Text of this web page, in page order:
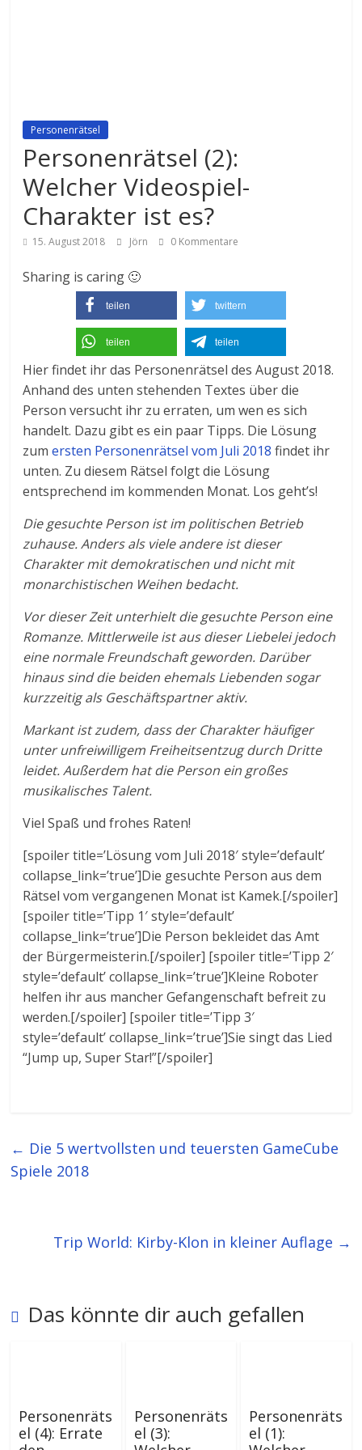
Personenrätsel
Personenrätsel (2):
Welcher Videospiel-
Charakter ist es?
15. August 2018 Jörn 0 Kommentare
Sharing is caring 🙂
teilen twittern
teilen teilen
Hier findet ihr das Personenrätsel des August 2018.
Anhand des unten stehenden Textes über die
Person versucht ihr zu erraten, um wen es sich
handelt. Dazu gibt es ein paar Tipps. Die Lösung
zumersten Personenrätsel vom Juli 2018 findet ihr
unten. Zu diesem Rätsel folgt die Lösung
entsprechend im kommenden Monat. Los geht’s!
Die gesuchte Person ist im politischen Betrieb
zuhause. Anders als viele andere ist dieser
Charakter mit demokratischen und nicht mit
monarchistischen Weihen bedacht.
Vor dieser Zeit unterhielt die gesuchte Person eine
Romanze. Mittlerweile ist aus dieser Liebelei jedoch
eine normale Freundschaft geworden. Darüber
hinaus sind die beiden ehemals Liebenden sogar
kurzzeitig als Geschäftspartner aktiv.
Markant ist zudem, dass der Charakter häufiger
unter unfreiwilligem Freiheitsentzug durch Dritte
leidet.Außerdem hat die Person ein großes
musikalisches Talent.
Viel Spaß und frohes Raten!
[spoiler title=’Lösung vom Juli 2018′ style=’default’
collapse_link=’true’]Die gesuchte Person aus dem
Rätsel vom vergangenen Monat ist Kamek.[/spoiler]
[spoiler title=’Tipp 1′ style=’default’
collapse_link=’true’]Die Person bekleidet das Amt
der Bürgermeisterin.[/spoiler] [spoiler title=’Tipp 2′
style=’default’ collapse_link=’true’]Kleine Roboter
helfen ihr aus mancher Gefangenschaft befreit zu
werden.[/spoiler] [spoiler title=’Tipp 3′
style=’default’ collapse_link=’true’]Sie singt das Lied
“Jump up, Super Star!”[/spoiler]
← Die 5 wertvollsten und teuersten GameCube
Spiele 2018
Trip World: Kirby-Klon in kleiner Auflage →
Das könnte dir auch gefallen
Personenräts
el (4): Errate
Personenräts
el (3):
Personenräts
el (1):